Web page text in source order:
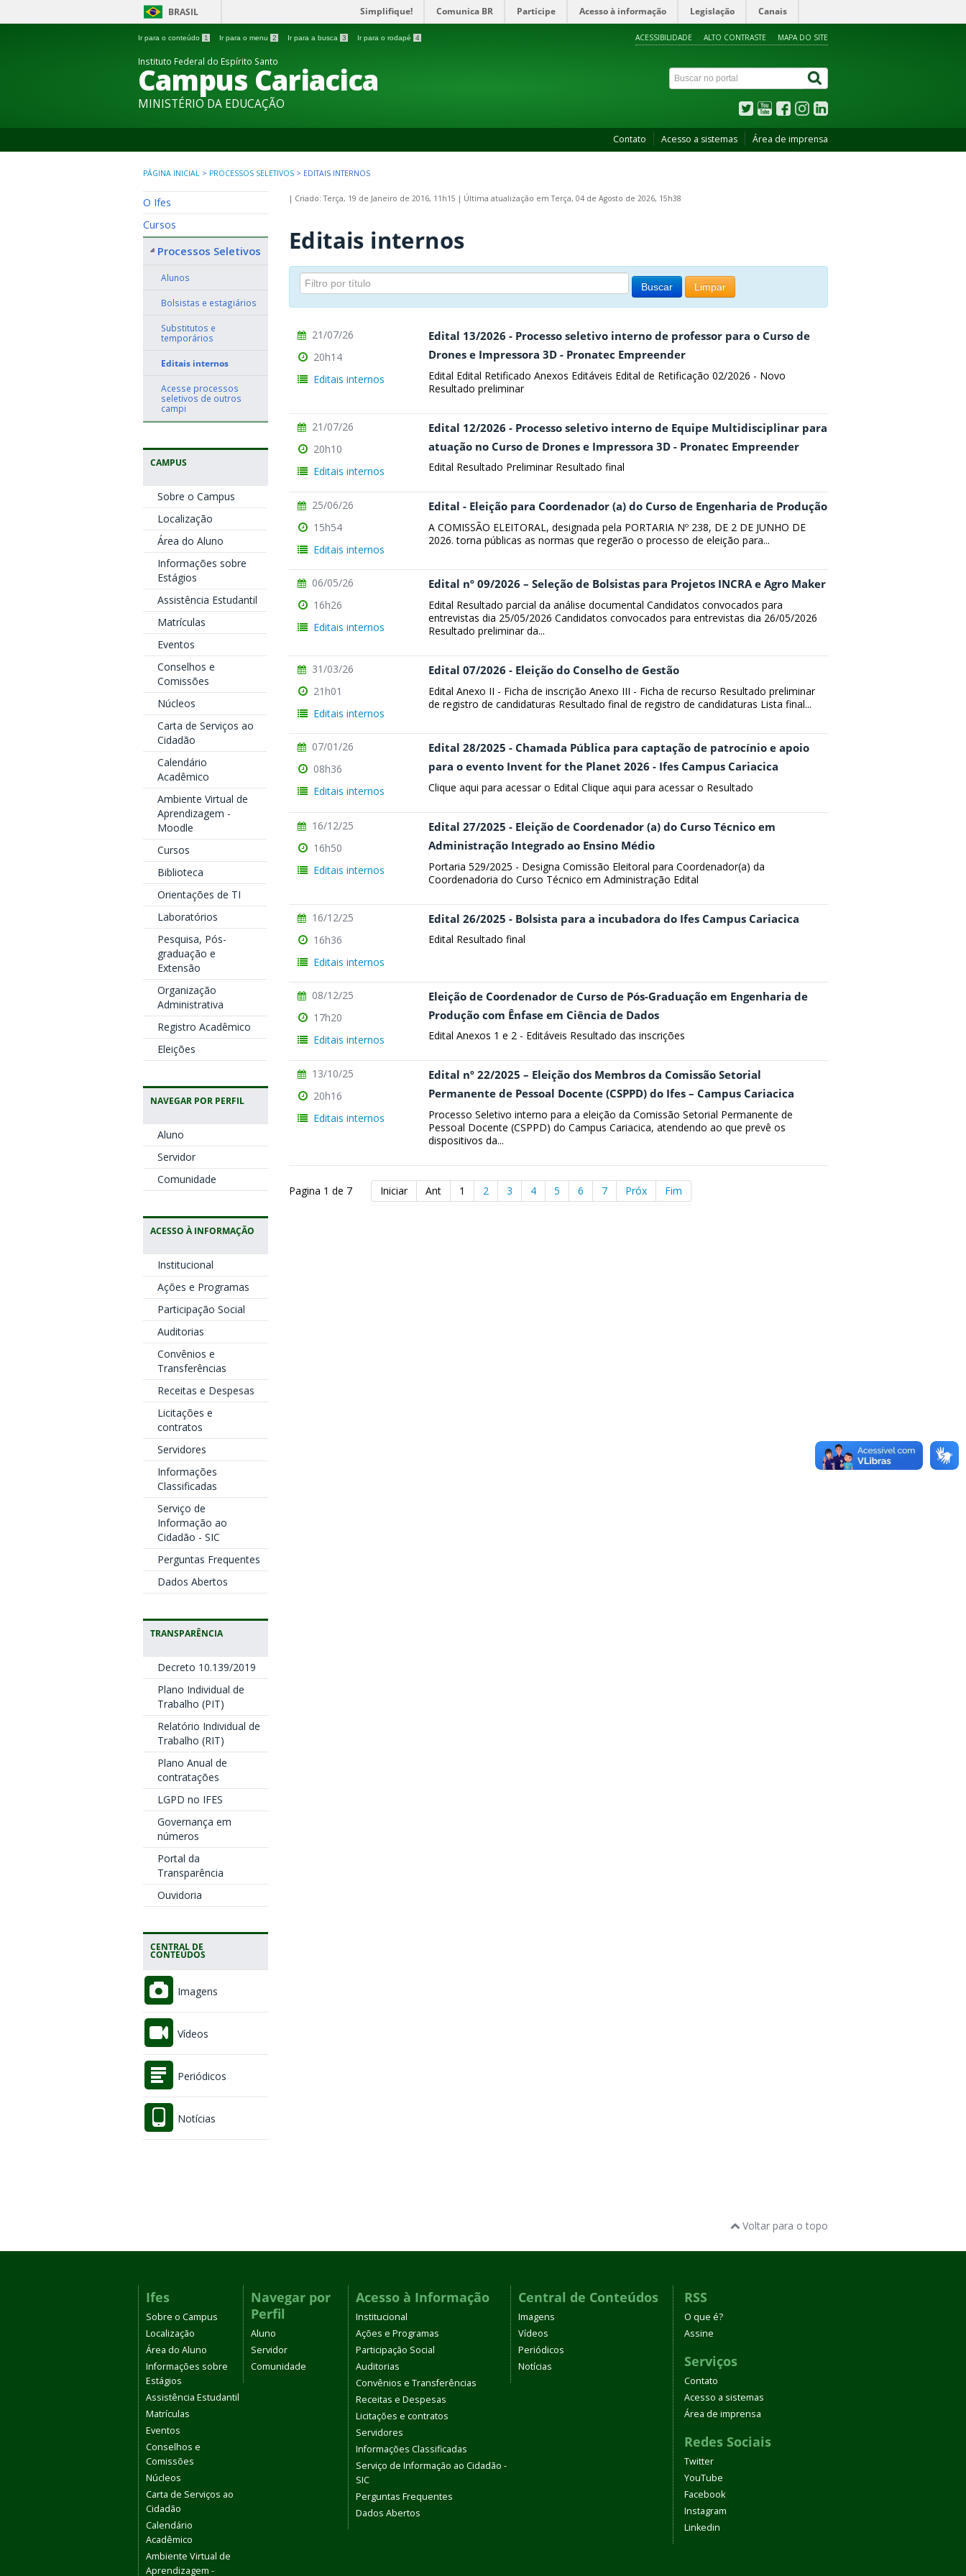
BRASIL Simplifique! Comunica BR Participe Acesso à informação Legislação Canais
Ir para o conteúdo 1 Ir para o menu 2 Ir para a busca 3 Ir para o rodapé 4 ACESSIBILIDADE ALTO CONTRASTE MAPA DO SITE
Instituto Federal do Espírito Santo
Campus Cariacica
MINISTÉRIO DA EDUCAÇÃO
Contato Acesso a sistemas Área de imprensa
PÁGINA INICIAL > PROCESSOS SELETIVOS > EDITAIS INTERNOS
O Ifes
Cursos
Processos Seletivos
Alunos
Bolsistas e estagiários
Substitutos e
temporários
Editais internos
Acesse processos
seletivos de outros
campi
CAMPUS
Sobre o Campus
Localização
Área do Aluno
Informações sobre
Estágios
Assistência Estudantil
Matrículas
Eventos
Conselhos e
Comissões
Núcleos
Carta de Serviços ao
Cidadão
Calendário
Acadêmico
Ambiente Virtual de
Aprendizagem -
Moodle
Cursos
Biblioteca
Orientações de TI
Laboratórios
Pesquisa, Pós-
graduação e
Extensão
Organização
Administrativa
Registro Acadêmico
Eleições
NAVEGAR POR PERFIL
Aluno
Servidor
Comunidade
ACESSO À INFORMAÇÃO
Institucional
Ações e Programas
Participação Social
Auditorias
Convênios e
Transferências
Receitas e Despesas
Licitações e
contratos
Servidores
Informações
Classificadas
Serviço de
Informação ao
Cidadão - SIC
Perguntas Frequentes
Dados Abertos
TRANSPARÊNCIA
Decreto 10.139/2019
Plano Individual de
Trabalho (PIT)
Relatório Individual de
Trabalho (RIT)
Plano Anual de
contratações
LGPD no IFES
Governança em
números
Portal da
Transparência
Ouvidoria
CENTRAL DE
CONTEÚDOS
Imagens
Vídeos
Periódicos
Notícias
| Criado: Terça, 19 de Janeiro de 2016, 11h15 | Última atualização em Terça, 04 de Agosto de 2026, 15h38
Editais internos
Buscar Limpar
Edital 13/2026 - Processo seletivo interno de professor para o Curso de
Drones e Impressora 3D - Pronatec Empreender
Edital Edital Retificado Anexos Editáveis Edital de Retificação 02/2026 - Novo
Resultado preliminar
21/07/26
20h14
Editais internos
Edital 12/2026 - Processo seletivo interno de Equipe Multidisciplinar para
atuação no Curso de Drones e Impressora 3D - Pronatec Empreender
Edital Resultado Preliminar Resultado final
21/07/26
20h10
Editais internos
Edital - Eleição para Coordenador (a) do Curso de Engenharia de Produção
A COMISSÃO ELEITORAL, designada pela PORTARIA Nº 238, DE 2 DE JUNHO DE
2026. torna públicas as normas que regerão o processo de eleição para...
25/06/26
15h54
Editais internos
Edital nº 09/2026 – Seleção de Bolsistas para Projetos INCRA e Agro Maker
Edital Resultado parcial da análise documental Candidatos convocados para
entrevistas dia 25/05/2026 Candidatos convocados para entrevistas dia 26/05/2026
Resultado preliminar da...
06/05/26
16h26
Editais internos
Edital 07/2026 - Eleição do Conselho de Gestão
Edital Anexo II - Ficha de inscrição Anexo III - Ficha de recurso Resultado preliminar
de registro de candidaturas Resultado final de registro de candidaturas Lista final...
31/03/26
21h01
Editais internos
Edital 28/2025 - Chamada Pública para captação de patrocínio e apoio
para o evento Invent for the Planet 2026 - Ifes Campus Cariacica
Clique aqui para acessar o Edital Clique aqui para acessar o Resultado
07/01/26
08h36
Editais internos
Edital 27/2025 - Eleição de Coordenador (a) do Curso Técnico em
Administração Integrado ao Ensino Médio
Portaria 529/2025 - Designa Comissão Eleitoral para Coordenador(a) da
Coordenadoria do Curso Técnico em Administração Edital
16/12/25
16h50
Editais internos
Edital 26/2025 - Bolsista para a incubadora do Ifes Campus Cariacica
Edital Resultado final
16/12/25
16h36
Editais internos
Eleição de Coordenador de Curso de Pós-Graduação em Engenharia de
Produção com Ênfase em Ciência de Dados
Edital Anexos 1 e 2 - Editáveis Resultado das inscrições
08/12/25
17h20
Editais internos
Edital nº 22/2025 – Eleição dos Membros da Comissão Setorial
Permanente de Pessoal Docente (CSPPD) do Ifes – Campus Cariacica
Processo Seletivo interno para a eleição da Comissão Setorial Permanente de
Pessoal Docente (CSPPD) do Campus Cariacica, atendendo ao que prevê os
dispositivos da...
13/10/25
20h16
Editais internos
Pagina 1 de 7 Iniciar Ant 1 2 3 4 5 6 7 Próx Fim
Voltar para o topo
Ifes
Sobre o Campus
Localização
Área do Aluno
Informações sobre
Estágios
Assistência Estudantil
Matrículas
Eventos
Conselhos e
Comissões
Núcleos
Carta de Serviços ao
Cidadão
Calendário
Acadêmico
Ambiente Virtual de
Aprendizagem -
Navegar por
Perfil
Aluno
Servidor
Comunidade
Acesso à Informação
Institucional
Ações e Programas
Participação Social
Auditorias
Convênios e Transferências
Receitas e Despesas
Licitações e contratos
Servidores
Informações Classificadas
Serviço de Informação ao Cidadão -
SIC
Perguntas Frequentes
Dados Abertos
Central de Conteúdos
Imagens
Vídeos
Periódicos
Notícias
RSS
O que é?
Assine
Serviços
Contato
Acesso a sistemas
Área de imprensa
Redes Sociais
Twitter
YouTube
Facebook
Instagram
Linkedin